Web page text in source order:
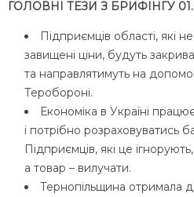
ГОЛОВНІ ТЕЗИ З БРИФІНГУ
Підприємців області, які
завищені ціни, будуть
та направлятимуть на
Теробороні.
Економіка в Україні
і потрібно розраховуватись
Підприємців, які це
а товар – вилучати.
Тернопільщина отримала